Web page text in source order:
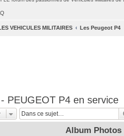
VEHICULES MILITAIRES Les Peugeot P4
PEUGEOT P4 en service
Album Photos